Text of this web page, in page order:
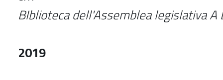
BIblioteca dell'Assemblea legislativa A
2019